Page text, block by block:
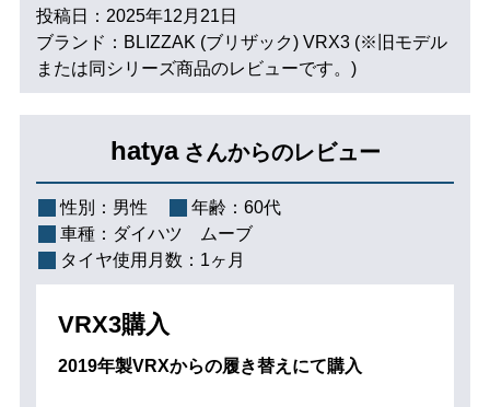
投稿日：2025年12月21日
ブランド：BLIZZAK (ブリザック) VRX3 (※旧モデル
または同シリーズ商品のレビューです。)
hatya さんからのレビュー
性別： 男性 年齢： 60代
車種： ダイハツ ムーブ
タイヤ使用月数： 1ヶ月
VRX3購入
2019年製VRXからの履き替えにて購入